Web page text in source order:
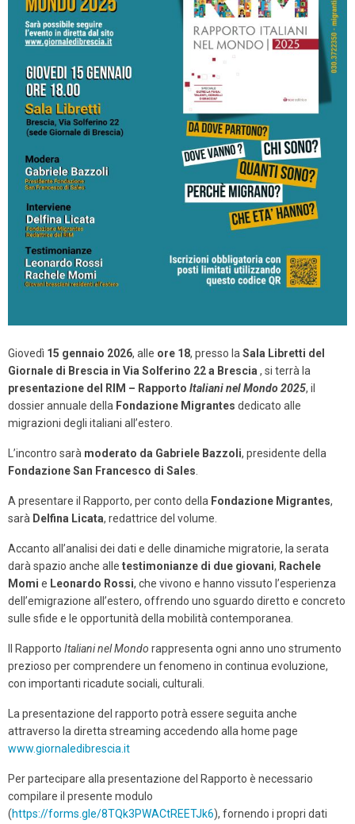
Giovedì 15 gennaio 2026, alle ore 18, presso laSala Libretti del
Giornale di Brescia in Via Solferino 22 a Brescia , si terrà la
presentazione del RIM – Rapporto Italiani nel Mondo 2025, il
dossier annuale della Fondazione Migrantes dedicato alle
migrazioni degli italiani all’estero.
L’incontro sarà moderato da Gabriele Bazzoli, presidente della
Fondazione San Francesco di Sales.
A presentare il Rapporto, per conto della Fondazione Migrantes,
sarà Delfina Licata, redattrice del volume.
Accanto all’analisi dei dati e delle dinamiche migratorie, la serata
darà spazio anche alle testimonianze di due giovani, Rachele
Momi e Leonardo Rossi, che vivono e hanno vissuto l’esperienza
dell’emigrazione all’estero, offrendo uno sguardo diretto e concreto
sulle sfide e le opportunità della mobilità contemporanea.
Il Rapporto Italiani nel Mondo rappresenta ogni anno uno strumento
prezioso per comprendere un fenomeno in continua evoluzione,
con importanti ricadute sociali, culturali.
La presentazione del rapporto potrà essere seguita anche
attraverso la diretta streaming accedendo alla home page
www.giornaledibrescia.it
Per partecipare alla presentazione del Rapporto è necessario
compilare il presente modulo
(https://forms.gle/8TQk3PWACtREETJk6), fornendo i propri dati